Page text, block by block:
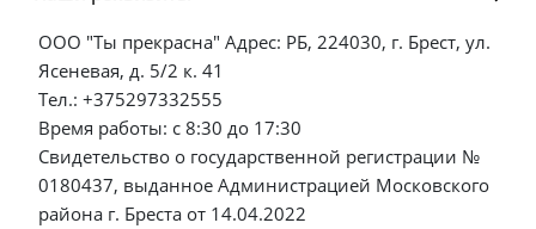
ООО "Ты прекрасна" Адрес: РБ, 224030, г. Брест, ул.
Ясеневая, д. 5/2 к. 41
Тел.: +375297332555
Время работы: с 8:30 до 17:30
Свидетельство о государственной регистрации №
0180437, выданное Администрацией Московского
района г. Бреста от 14.04.2022